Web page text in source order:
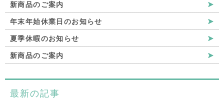
新商品のご案内
年末年始休業日のお知らせ
夏季休暇のお知らせ
新商品のご案内
最新の記事